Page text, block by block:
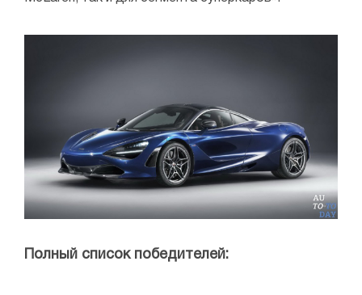
Полный список победителей: